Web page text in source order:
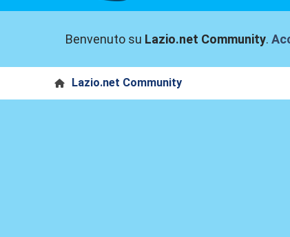
Benvenuto su Lazio.net Community.
Lazio.net Community